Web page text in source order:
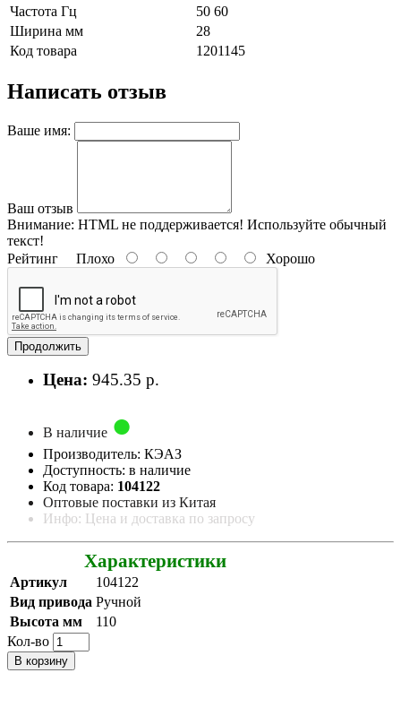
Частота Гц
50 60
Ширина мм
28
Код товара
1201145
Написать отзыв
Ваше имя:
Ваш отзыв
Внимание: HTML не поддерживается! Используйте обычный
текст!
Рейтинг Плохо Хорошо
Продолжить
Цена: 945.35 р.
В наличие
Производитель: КЭАЗ
Доступность: в наличие
Код товара: 104122
Оптовые поставки из Китая
Инфо: Цена и доставка по запросу
Характеристики
Артикул
104122
Вид привода Ручной
Высота мм
110
Кол-во
В корзину